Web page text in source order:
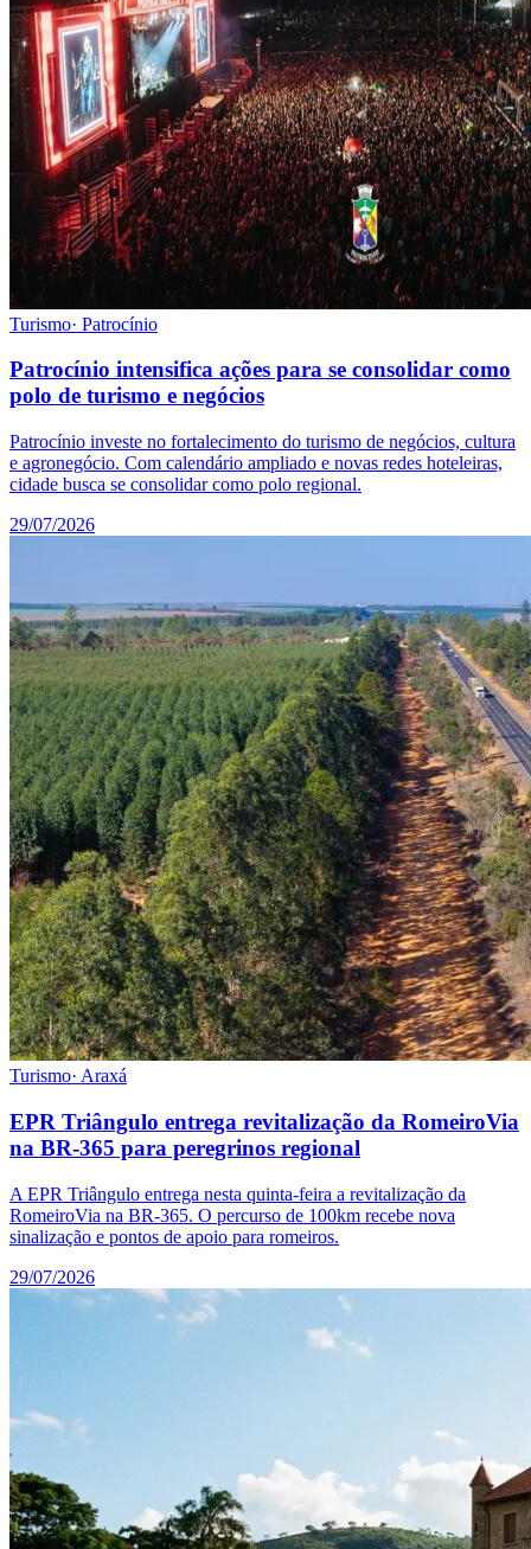
Turismo· Patrocínio
Patrocínio intensifica ações para se consolidar como
polo de turismo e negócios
Patrocínio investe no fortalecimento do turismo de negócios, cultura
e agronegócio. Com calendário ampliado e novas redes hoteleiras,
cidade busca se consolidar como polo regional.
29/07/2026
Turismo· Araxá
EPR Triângulo entrega revitalização da RomeiroVia
na BR-365 para peregrinos regional
A EPR Triângulo entrega nesta quinta-feira a revitalização da
RomeiroVia na BR-365. O percurso de 100km recebe nova
sinalização e pontos de apoio para romeiros.
29/07/2026